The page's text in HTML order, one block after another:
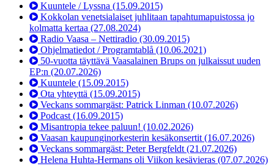
Kuuntele / Lyssna (15.09.2015)
Kokkolan venetsialaiset juhlitaan tapahtumapuistossa jo
kolmatta kertaa (27.08.2024)
Radio Vaasa – Nettiradio (30.09.2015)
Ohjelmatiedot / Programtablå (10.06.2021)
50-vuotta täyttävä Vaasalainen Brups on julkaissut uuden
EP:n (20.07.2026)
Kuuntele (15.09.2015)
Ota yhteyttä (15.09.2015)
Veckans sommargäst: Patrick Linman (10.07.2026)
Podcast (16.09.2015)
Misantropia tekee paluun! (10.02.2026)
Vaasan kaupunginorkesterin kesäkonsertit (16.07.2026)
Veckans sommargäst: Peter Bergfeldt (21.07.2026)
Helena Huhta-Hermans oli Viikon kesävieras (07.07.2026)